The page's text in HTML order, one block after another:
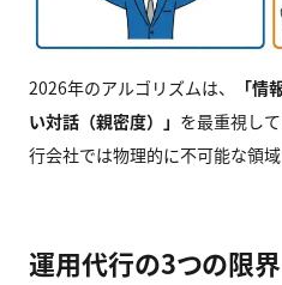
2026年のアルゴリズムは、
「
い対話（親密度）」 を最重視し
行会社では物理的に不可能な領域
運用代行の3つの限界